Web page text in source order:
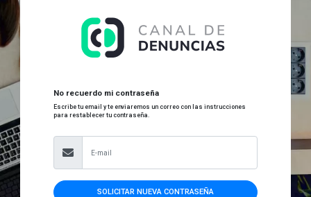
No recuerdo mi contraseña
Escribe tu email y te enviaremos un correo con las instrucciones
para restablecer tu contraseña.
SOLICITAR NUEVA CONTRASEÑA